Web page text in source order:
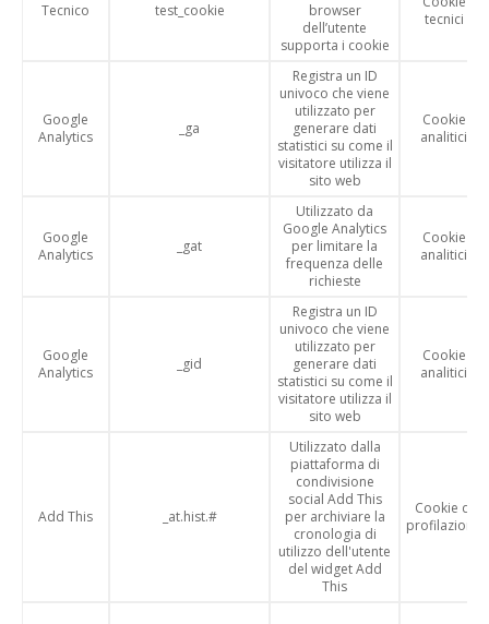
Tecnico test_cookie
browser
dell’utente
supporta i cookie
tecnici
Google
Analytics
_ga
Registra un ID
univoco che viene
utilizzato per
generare dati
statistici su come il
visitatore utilizza il
sito web
Cookie
analitici
Google
Analytics
_gat
Utilizzato da
Google Analytics
per limitare la
frequenza delle
richieste
Cookie
analitici
Google
Analytics
_gid
Registra un ID
univoco che viene
utilizzato per
generare dati
statistici su come il
visitatore utilizza il
sito web
Cookie
analitici
Add This _at.hist.#
Utilizzato dalla
piattaforma di
condivisione
social Add This
per archiviare la
cronologia di
utilizzo dell'utente
del widget Add
This
Cookie di
profilazione